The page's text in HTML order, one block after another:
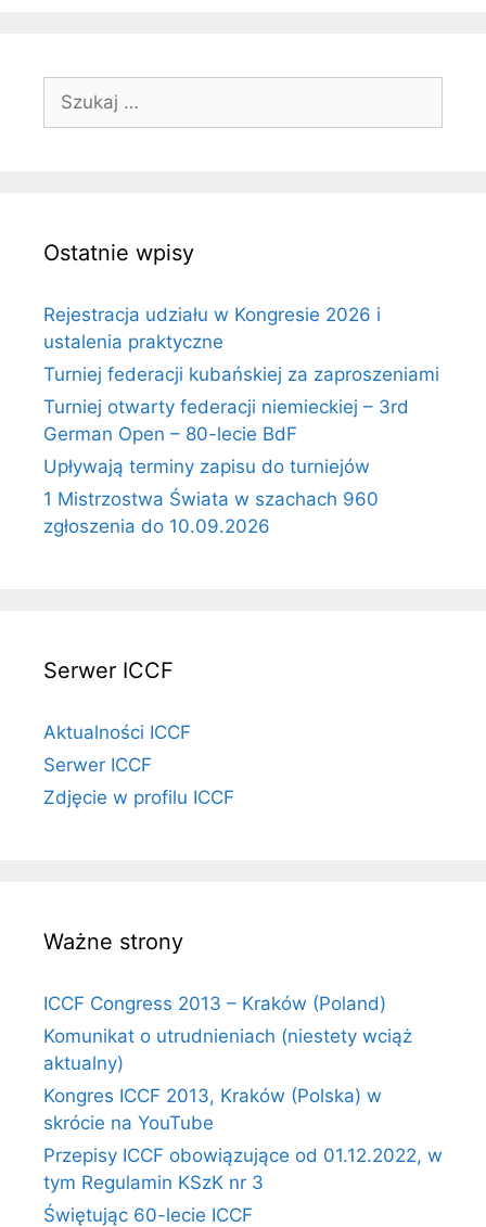
Ostatnie wpisy
Rejestracja udziału w Kongresie 2026 i
ustalenia praktyczne
Turniej federacji kubańskiej za zaproszeniami
Turniej otwarty federacji niemieckiej – 3rd
German Open – 80-lecie BdF
Upływają terminy zapisu do turniejów
1 Mistrzostwa Świata w szachach 960
zgłoszenia do 10.09.2026
Serwer ICCF
Aktualności ICCF
Serwer ICCF
Zdjęcie w profilu ICCF
Ważne strony
ICCF Congress 2013 – Kraków (Poland)
Komunikat o utrudnieniach (niestety wciąż
aktualny)
Kongres ICCF 2013, Kraków (Polska) w
skrócie na YouTube
Przepisy ICCF obowiązujące od 01.12.2022, w
tym Regulamin KSzK nr 3
Świętując 60-lecie ICCF